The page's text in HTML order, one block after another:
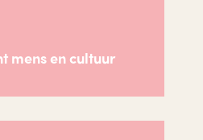
mens en cultuur